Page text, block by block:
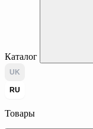
Каталог
UK
RU
Товары